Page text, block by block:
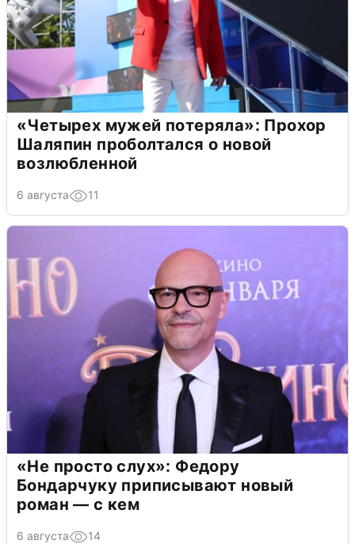
«Четырех мужей потеряла»: Прохор
Шаляпин проболтался о новой
возлюбленной
6 августа 11
«Не просто слух»: Федору
Бондарчуку приписывают новый
роман — с кем
6 августа 14